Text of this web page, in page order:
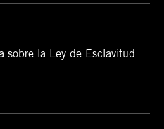
sobre la Ley de Esclavitud